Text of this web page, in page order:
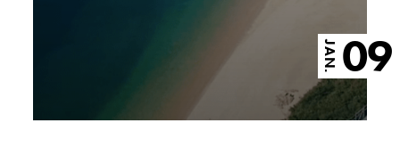
JAN. 09